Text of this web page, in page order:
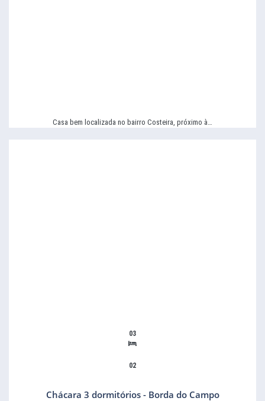
Casa bem localizada no bairro Costeira, próximo à…
03
02
Chácara 3 dormitórios - Borda do Campo